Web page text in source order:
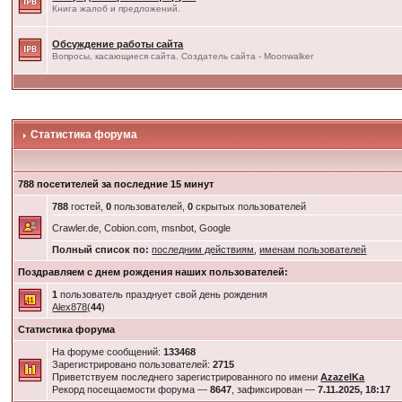
Книга жалоб и предложений.
Обсуждение работы сайта
Вопросы, касающиеся сайта. Создатель сайта - Moonwalker
Статистика форума
788 посетителей за последние 15 минут
788 гостей,0 пользователей,0 скрытых пользователей
Crawler.de, Cobion.com, msnbot, Google
Полный список по: последним действиям ,именам пользователей
Поздравляем с днем рождения наших пользователей:
1 пользователь празднует свой день рождения
Alex878(44)
Статистика форума
На форуме сообщений:133468
Зарегистрировано пользователей:2715
Приветствуем последнего зарегистрированного по имениAzazelKa
Рекорд посещаемости форума —8647 , зафиксирован —7.11.2025, 18:17